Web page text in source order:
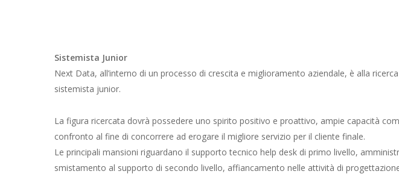
Sistemista Junior
Next Data, all’interno di un processo di crescita e miglioramento aziendale, è alla
sistemista junior.
La figura ricercata dovrà possedere uno spirito positivo e proattivo, ampie capacità
confronto al fine di concorrere ad erogare il migliore servizio per il cliente finale.
Le principali mansioni riguardano il supporto tecnico help desk di primo livello,
smistamento al supporto di secondo livello, affiancamento nelle attività di